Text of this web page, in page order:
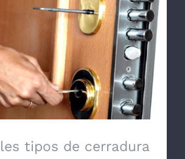
tipos de cerradura
tipos de cerradura